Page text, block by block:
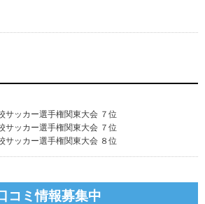
サッカー選手権関東大会 ７位
サッカー選手権関東大会 ７位
サッカー選手権関東大会 ８位
コミ情報募集中